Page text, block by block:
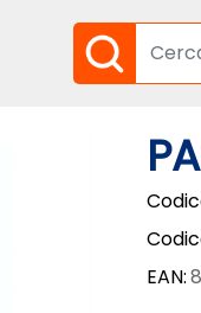
EAN: